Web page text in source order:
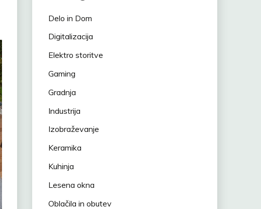
Delo in Dom
Digitalizacija
Elektro storitve
Gaming
Gradnja
Industrija
Izobraževanje
Keramika
Kuhinja
Lesena okna
Oblačila in obutev